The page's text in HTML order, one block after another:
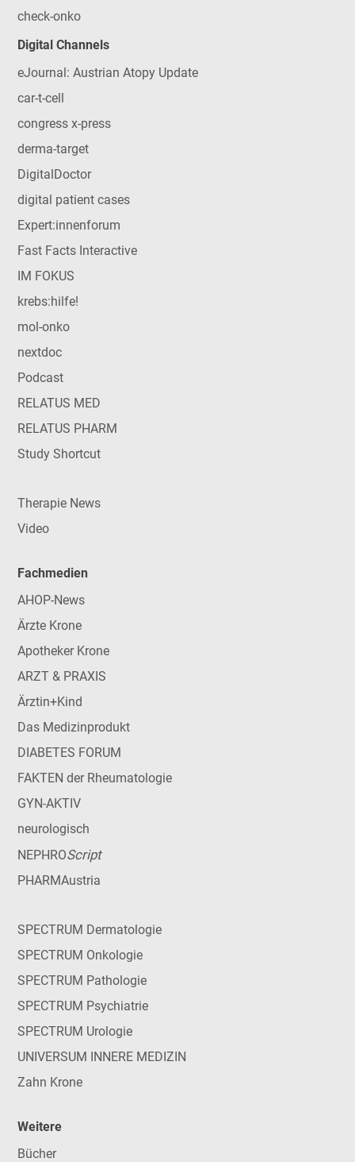
check-onko
Digital Channels
eJournal: Austrian Atopy Update
car-t-cell
congress x-press
derma-target
DigitalDoctor
digital patient cases
Expert:innenforum
Fast Facts Interactive
IM FOKUS
krebs:hilfe!
mol-onko
nextdoc
Podcast
RELATUS MED
RELATUS PHARM
Study Shortcut
Therapie News
Video
Fachmedien
AHOP-News
Ärzte Krone
Apotheker Krone
ARZT & PRAXIS
Ärztin+Kind
Das Medizinprodukt
DIABETES FORUM
FAKTEN der Rheumatologie
GYN-AKTIV
neurologisch
NEPHROScript
PHARMAustria
SPECTRUM Dermatologie
SPECTRUM Onkologie
SPECTRUM Pathologie
SPECTRUM Psychiatrie
SPECTRUM Urologie
UNIVERSUM INNERE MEDIZIN
Zahn Krone
Weitere
Bücher